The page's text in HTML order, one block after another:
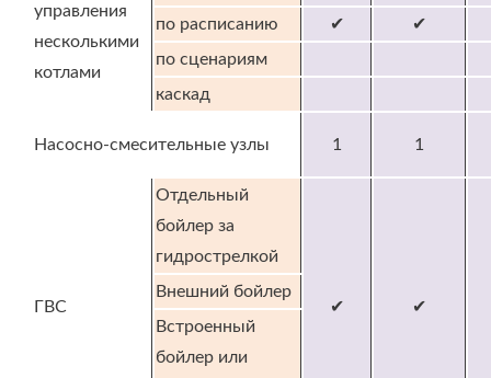
управления
несколькими
котлами
по расписанию ✔
✔
по сценариям
каскад
Насосно-смесительные узлы 1 1
ГВС
Отдельный
бойлер за
гидрострелкой
✔ ✔
Внешний бойлер
Встроенный
бойлер или